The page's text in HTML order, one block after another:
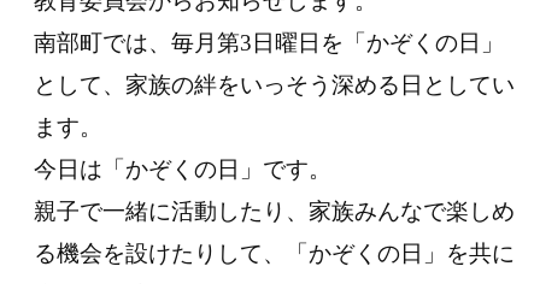
南部町では、毎月第3日曜日を「かぞくの日」
として、家族の絆をいっそう深める日としてい
ます。
今日は「かぞくの日」です。
親子で一緒に活動したり、家族みんなで楽しめ
る機会を設けたりして、「かぞくの日」を共に